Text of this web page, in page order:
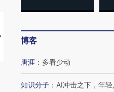
【推广】走进第四届链博
会，让数智科技“链”接产
博客
唐涯 ： 多看少动
知识分子 ： AI冲击之下，年